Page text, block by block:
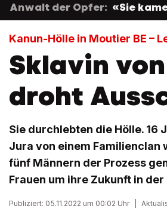
Anwalt der Opfer: «Sie
Kanun-Hölle in Moutier BE –
Sklavin
droht
Sie durchlebten die Hölle. 16
Jura von einem Familienclan
fünf Männern der Prozess
Frauen um ihre Zukunft in
Publiziert: 05.11.2022 um 00:02 Uhr